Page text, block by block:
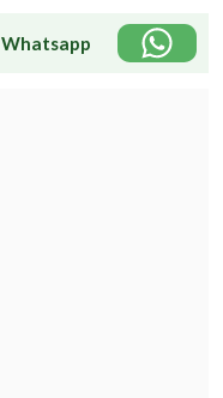
Whatsapp